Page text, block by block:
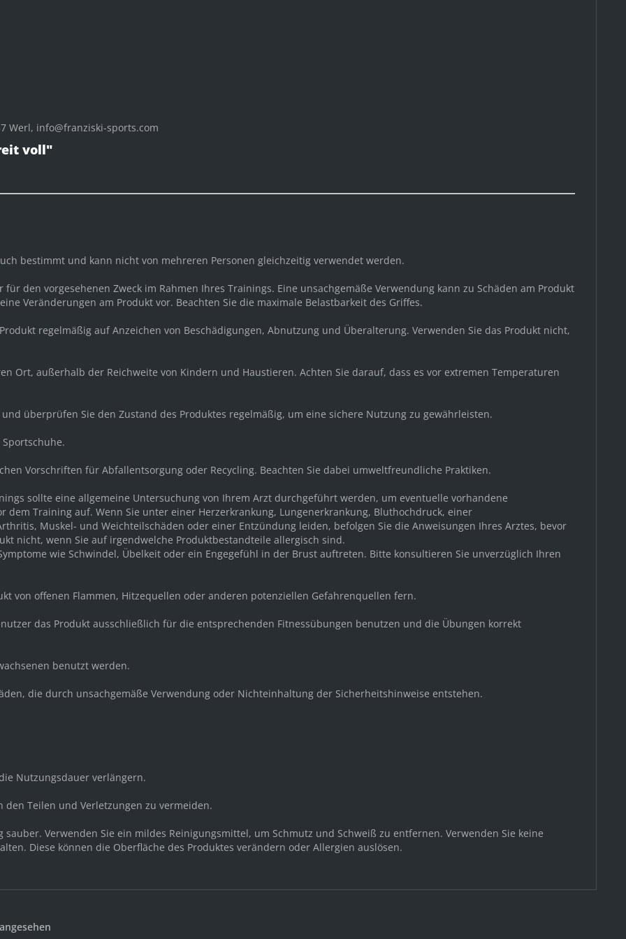
Werl, info@franziski-sports.com
voll"
bestimmt und kann nicht von mehreren Personen gleichzeitig verwendet werden.
für den vorgesehenen Zweck im Rahmen Ihres Trainings. Eine unsachgemäße Verwendung kann zu Schäden am Produkt
Veränderungen am Produkt vor. Beachten Sie die maximale Belastbarkeit des Griffes.
regelmäßig auf Anzeichen von Beschädigungen, Abnutzung und Überalterung. Verwenden Sie das Produkt nicht,
Ort, außerhalb der Reichweite von Kindern und Haustieren. Achten Sie darauf, dass es vor extremen Temperaturen
überprüfen Sie den Zustand des Produktes regelmäßig, um eine sichere Nutzung zu gewährleisten.
Vorschriften für Abfallentsorgung oder Recycling. Beachten Sie dabei umweltfreundliche Praktiken.
sollte eine allgemeine Untersuchung von Ihrem Arzt durchgeführt werden, um eventuelle vorhandene
dem Training auf. Wenn Sie unter einer Herzerkrankung, Lungenerkrankung, Bluthochdruck, einer
Muskel- und Weichteilschäden oder einer Entzündung leiden, befolgen Sie die Anweisungen Ihres Arztes, bevor
nicht, wenn Sie auf irgendwelche Produktbestandteile allergisch sind.
wie Schwindel, Übelkeit oder ein Engegefühl in der Brust auftreten. Bitte konsultieren Sie unverzüglich Ihren
von offenen Flammen, Hitzequellen oder anderen potenziellen Gefahrenquellen fern.
das Produkt ausschließlich für die entsprechenden Fitnessübungen benutzen und die Übungen korrekt
benutzt werden.
die durch unsachgemäße Verwendung oder Nichteinhaltung der Sicherheitshinweise entstehen.
Nutzungsdauer verlängern.
Teilen und Verletzungen zu vermeiden.
Verwenden Sie ein mildes Reinigungsmittel, um Schmutz und Schweiß zu entfernen. Verwenden Sie keine
Diese können die Oberfläche des Produktes verändern oder Allergien auslösen.